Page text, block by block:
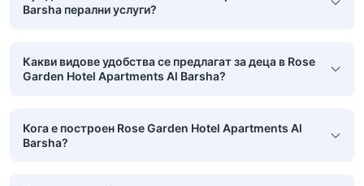
Barsha перални услуги?
Какви видове удобства се предлагат за деца в Rose
Garden Hotel Apartments Al Barsha?
Кога е построен Rose Garden Hotel Apartments Al
Barsha?